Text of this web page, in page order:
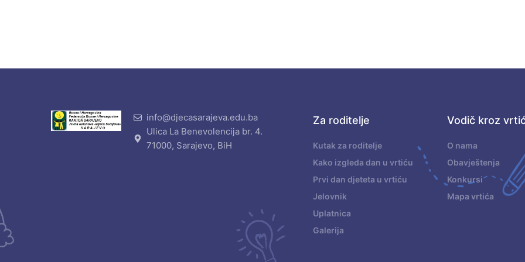
info@djecasarajeva.edu.ba
Ulica La Benevolencija br. 4.
71000, Sarajevo, BiH
Za roditelje
Kutak za roditelje
Kako izgleda dan u vrtiću
Prvi dan djeteta u vrtiću
Jelovnik
Uplatnica
Galerija
Vodič kroz
O nama
Obavještenja
Konkursi
Mapa vrtića